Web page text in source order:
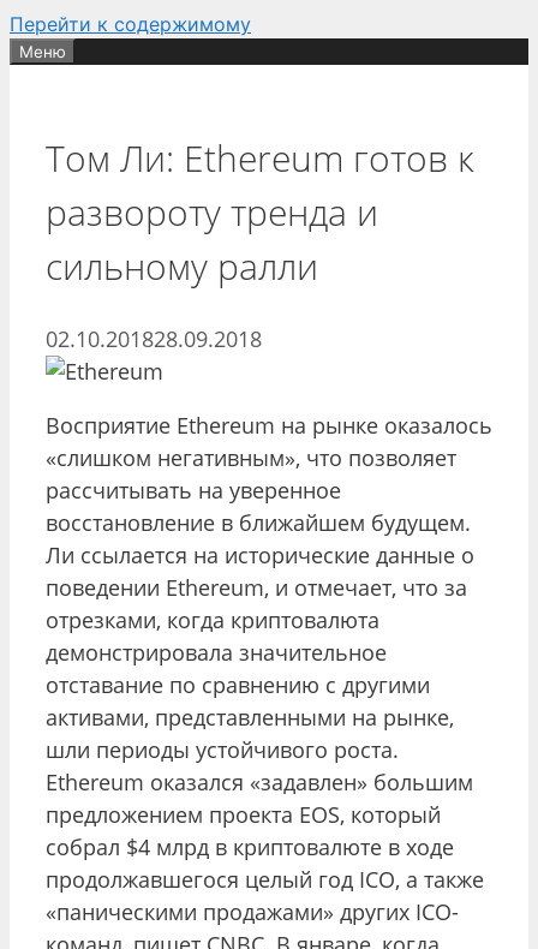
Перейти к содержимому
Меню
​​Том Ли: Ethereum готов к
развороту тренда и
сильному ралли
02.10.201828.09.2018
Восприятие Ethereum на рынке оказалось
«слишком негативным», что позволяет
рассчитывать на уверенное
восстановление в ближайшем будущем.
Ли cсылается на исторические данные о
поведении Ethereum, и отмечает, что за
отрезками, когда криптовалюта
демонстрировала значительное
отставание по сравнению с другими
активами, представленными на рынке,
шли периоды устойчивого роста.
Ethereum оказался «задавлен» большим
предложением проекта EOS, который
собрал $4 млрд в криптовалюте в ходе
продолжавшегося целый год ICO, а также
«паническими продажами» других ICO-